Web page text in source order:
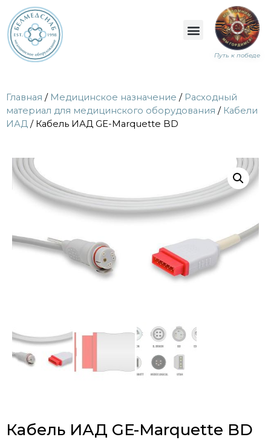
Путь к победе
Главная / Медицинское назначение / Расходный
материал для медицинского оборудования / Кабели
ИАД / Кабель ИАД GE-Marquette BD
Кабель ИАД GE-Marquette BD